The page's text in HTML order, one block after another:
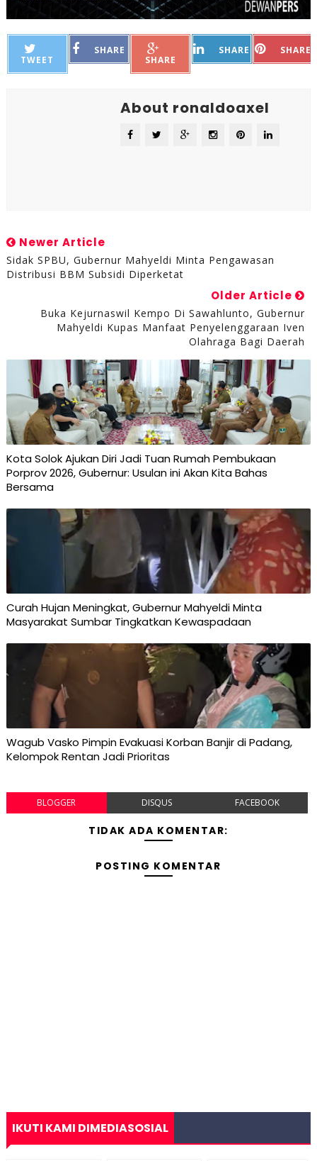
TWEET
SHARE
SHARE
SHARE SHARE
About ronaldoaxel
Newer Article
Sidak SPBU, Gubernur Mahyeldi Minta Pengawasan
Distribusi BBM Subsidi Diperketat
Older Article
Buka Kejurnaswil Kempo Di Sawahlunto, Gubernur
Mahyeldi Kupas Manfaat Penyelenggaraan Iven
Olahraga Bagi Daerah
Kota Solok Ajukan Diri Jadi Tuan Rumah Pembukaan
Porprov 2026, Gubernur: Usulan ini Akan Kita Bahas
Bersama
Curah Hujan Meningkat, Gubernur Mahyeldi Minta
Masyarakat Sumbar Tingkatkan Kewaspadaan
Wagub Vasko Pimpin Evakuasi Korban Banjir di Padang,
Kelompok Rentan Jadi Prioritas
BLOGGER DISQUS FACEBOOK
TIDAK ADA KOMENTAR:
POSTING KOMENTAR
IKUTI KAMI DIMEDIASOSIAL